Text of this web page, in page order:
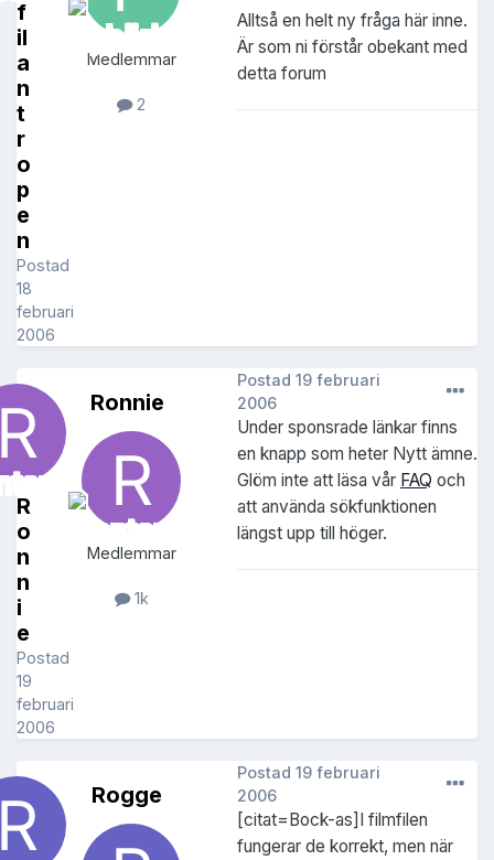
f
il
a
n
t
r
o
p
e
n
Postad
18
februari
2006
Medlemmar
2
Alltså en helt ny fråga här inne.
Är som ni förstår obekant med
detta forum
R
o
n
n
i
e
Postad
19
februari
2006
Ronnie
Medlemmar
1k
Postad 19 februari
2006
Under sponsrade länkar finns
en knapp som heter Nytt ämne.
Glöm inte att läsa vår FAQ och
att använda sökfunktionen
längst upp till höger.
Rogge
Postad 19 februari
2006
[citat=Bock-as]I filmfilen
fungerar de korrekt, men när